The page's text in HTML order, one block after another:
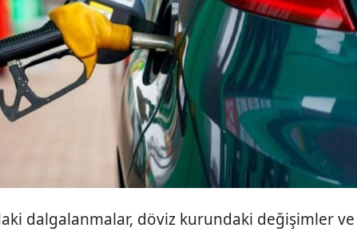
dalgalanmalar, döviz kurundaki değişimler ve